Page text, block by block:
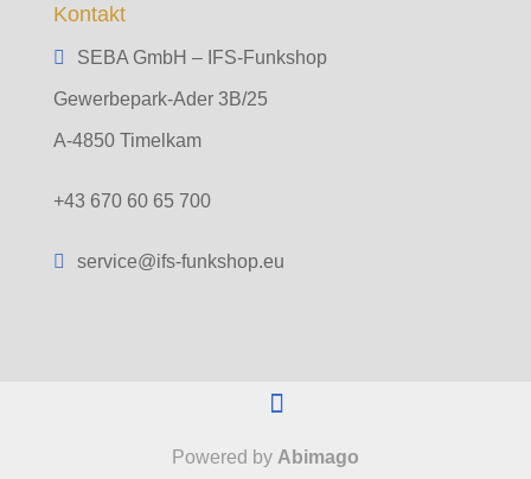
Kontakt
SEBA GmbH – IFS-Funkshop
Gewerbepark-Ader 3B/25
A-4850 Timelkam
+43 670 60 65 700
service@ifs-funkshop.eu
Powered by Abimago